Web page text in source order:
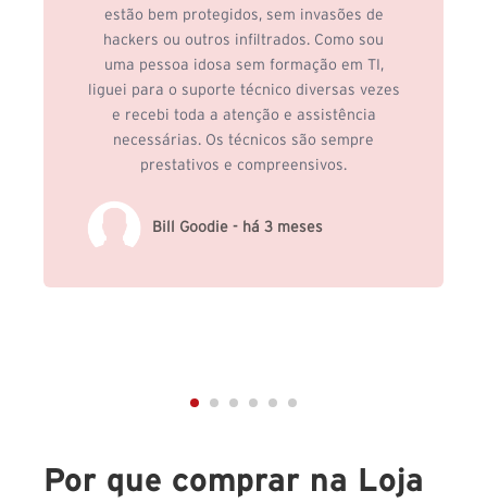
estão bem protegidos, sem invasões de
hackers ou outros infiltrados. Como sou
uma pessoa idosa sem formação em TI,
liguei para o suporte técnico diversas vezes
e recebi toda a atenção e assistência
necessárias. Os técnicos são sempre
prestativos e compreensivos.
Bill Goodie - há 3 meses
Por que comprar na Loja